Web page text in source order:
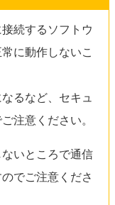
続するソフトウ
に動作しないこ
るなど、セキュ
注意ください。
いところで通信
でご注意くださ